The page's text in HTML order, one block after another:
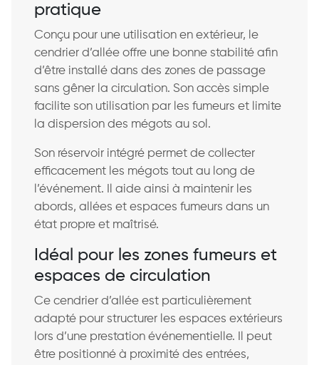
pratique
Conçu pour une utilisation en extérieur, le
cendrier d’allée offre une bonne stabilité afin
d’être installé dans des zones de passage
sans gêner la circulation. Son accès simple
facilite son utilisation par les fumeurs et limite
la dispersion des mégots au sol.
Son réservoir intégré permet de collecter
efficacement les mégots tout au long de
l’événement. Il aide ainsi à maintenir les
abords, allées et espaces fumeurs dans un
état propre et maîtrisé.
Idéal pour les zones fumeurs et
espaces de circulation
Ce cendrier d’allée est particulièrement
adapté pour structurer les espaces extérieurs
lors d’une prestation événementielle. Il peut
être positionné à proximité des entrées,